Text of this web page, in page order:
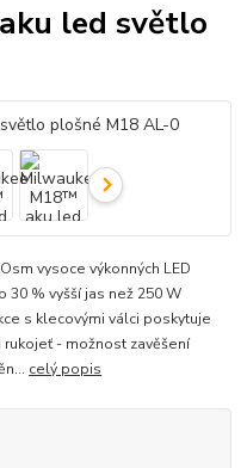
led světlo
vysoce výkonných LED
30 % vyšší jas než 250 W
s klecovými válci poskytuje
- možnost zavěšení
celý popis